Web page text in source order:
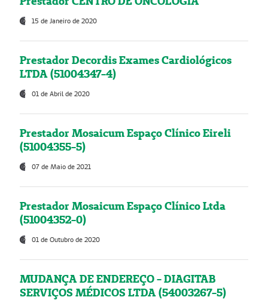
15 de Janeiro de 2020
Prestador Decordis Exames Cardiológicos
LTDA (51004347-4)
01 de Abril de 2020
Prestador Mosaicum Espaço Clínico Eireli
(51004355-5)
07 de Maio de 2021
Prestador Mosaicum Espaço Clínico Ltda
(51004352-0)
01 de Outubro de 2020
MUDANÇA DE ENDEREÇO - DIAGITAB
SERVIÇOS MÉDICOS LTDA (54003267-5)